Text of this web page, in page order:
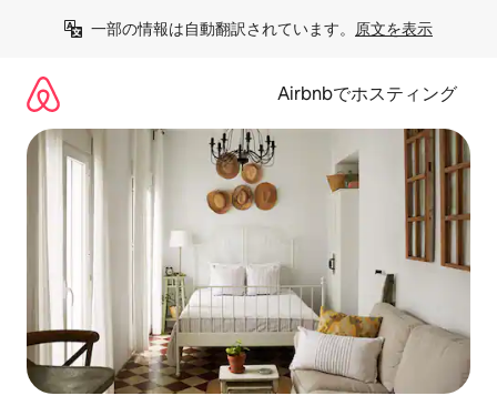
一部の情報は自動翻訳されています。 原文を表示
Airbnbでホスティング